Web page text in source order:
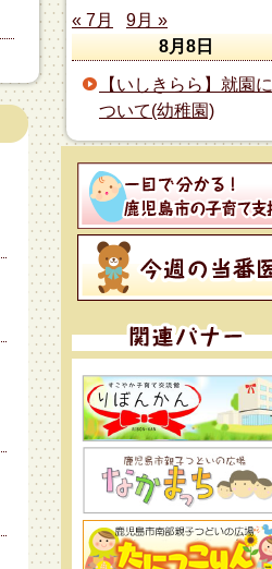
« 7月
9月 »
8月8日
【いしきらら】就園に
ついて(幼稚園)